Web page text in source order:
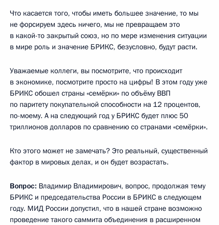
Что касается того, чтобы иметь большее значение, то мы
не форсируем здесь ничего, мы не превращаем это
в какой-то закрытый союз, но по мере изменения ситуации
в мире роль и значение БРИКС, безусловно, будут расти.
Уважаемые коллеги, вы посмотрите, что происходит
в экономике, посмотрите просто на цифры! В этом году уже
БРИКС обошел страны «семёрки» по объёму ВВП
по паритету покупательной способности на 12 процентов,
по-моему. А на следующий год у БРИКС будет плюс 50
триллионов долларов по сравнению со странами «семёрки».
Кто этого может не замечать? Это реальный, существенный
фактор в мировых делах, и он будет возрастать.
Вопрос: Владимир Владимирович, вопрос, продолжая тему
БРИКС и председательства России в БРИКС в следующем
году. МИД России допустил, что в нашей стране возможно
проведение такого саммита объединения в расширенном